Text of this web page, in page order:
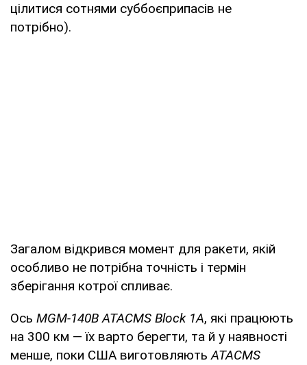
цілитися сотнями суббоєприпасів не
потрібно).
Загалом відкрився момент для ракети, якій
особливо не потрібна точність і термін
зберігання котрої спливає.
Ось MGM-140B ATACMS Block 1A, які працюють
на 300 км — їх варто берегти, та й у наявності
менше, поки США виготовляютьATACMS